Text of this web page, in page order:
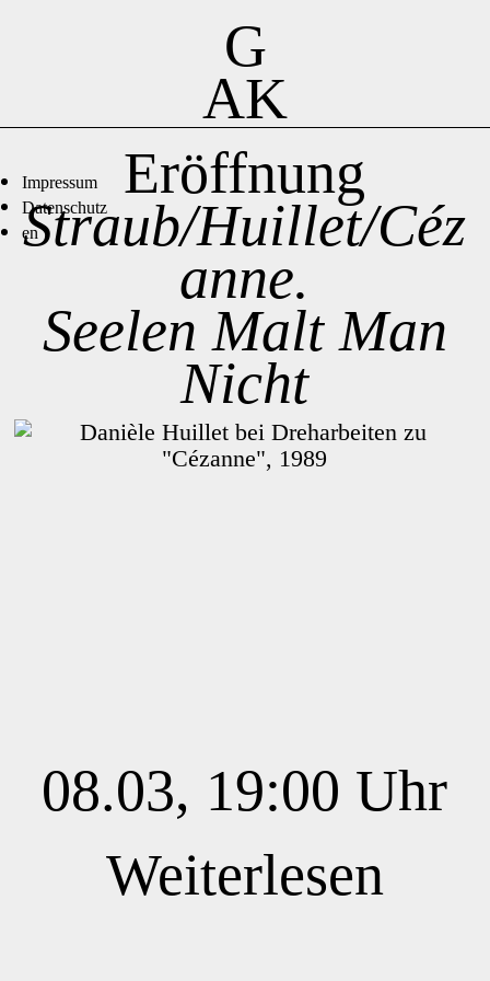
G
AK
Impressum
Datenschutz
en
Eröffnung
Straub/Huillet/Céz
anne.
Seelen Malt Man
Nicht
08.03, 19:00 Uhr
Weiterlesen